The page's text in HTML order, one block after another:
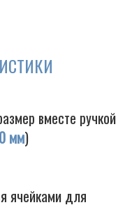
вместе ручкой
мм)
ячейками для